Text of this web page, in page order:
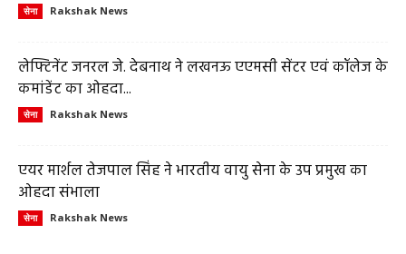
सेना Rakshak News
लेफ्टिनेंट जनरल जे. देबनाथ ने लखनऊ एएमसी सेंटर एवं कॉलेज के
कमांडेंट का ओहदा...
सेना Rakshak News
एयर मार्शल तेजपाल सिंह ने भारतीय वायु सेना के उप प्रमुख का
ओहदा संभाला
सेना Rakshak News